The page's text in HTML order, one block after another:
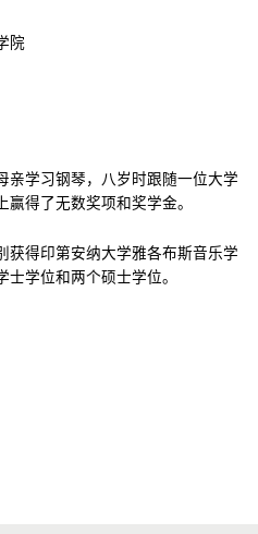
院
亲学习钢琴，八岁时跟随一位大学
得了无数奖项和奖学金。
获得印第安纳大学雅各布斯音乐学
学位和两个硕士学位。